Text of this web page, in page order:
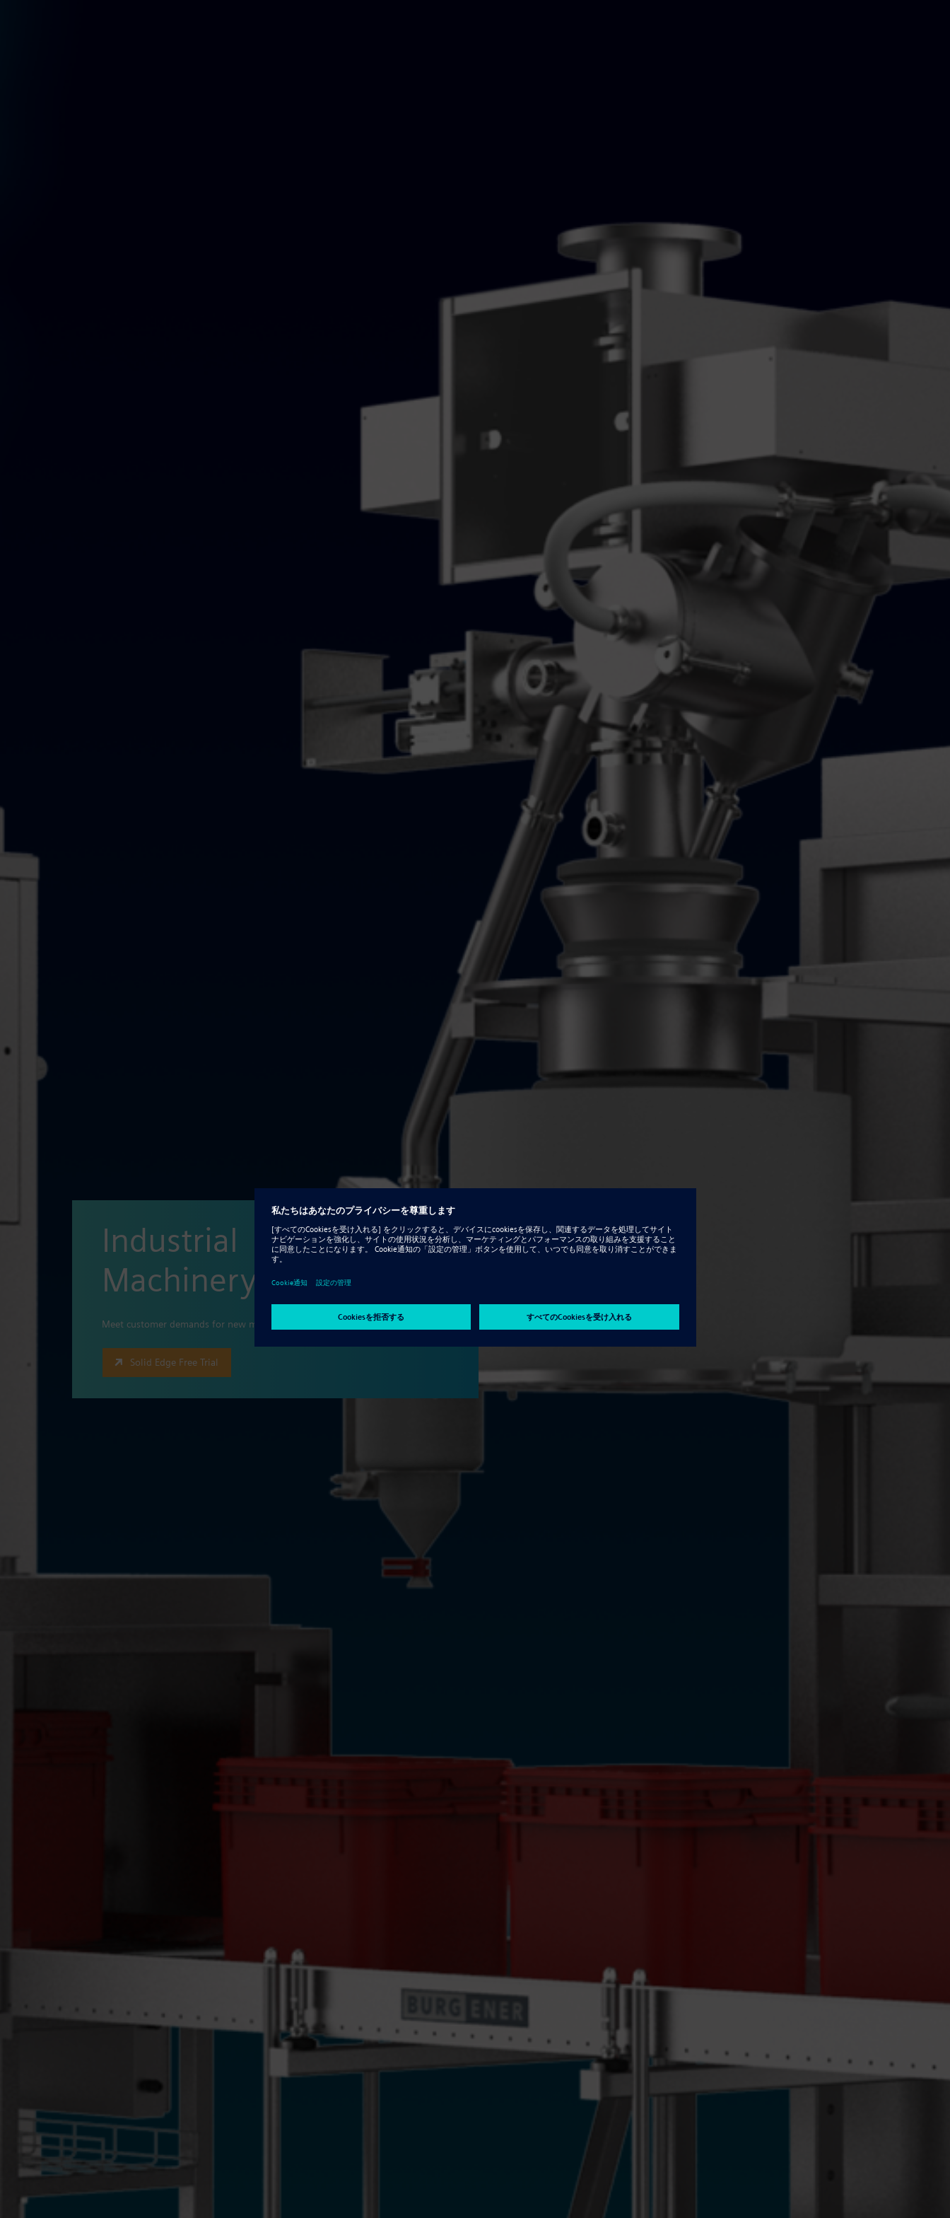
Industrial
Machinery Design
Meet customer demands for new machine designs faster than your competition.
Solid Edge Free Trial